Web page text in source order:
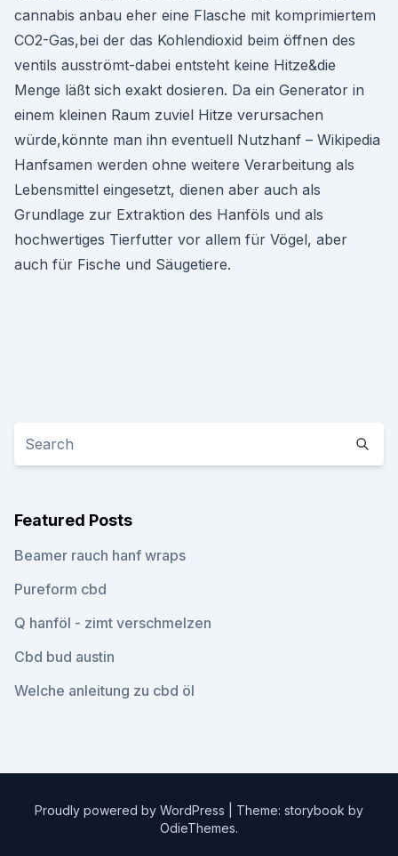
cannabis anbau eher eine Flasche mit komprimiertem
CO2-Gas,bei der das Kohlendioxid beim öffnen des
ventils ausströmt-dabei entsteht keine Hitze&die
Menge läßt sich exakt dosieren. Da ein Generator in
einem kleinen Raum zuviel Hitze verursachen
würde,könnte man ihn eventuell Nutzhanf – Wikipedia
Hanfsamen werden ohne weitere Verarbeitung als
Lebensmittel eingesetzt, dienen aber auch als
Grundlage zur Extraktion des Hanföls und als
hochwertiges Tierfutter vor allem für Vögel, aber
auch für Fische und Säugetiere.
Featured Posts
Beamer rauch hanf wraps
Pureform cbd
Q hanföl - zimt verschmelzen
Cbd bud austin
Welche anleitung zu cbd öl
Proudly powered by WordPress
Theme: storybook by
OdieThemes.